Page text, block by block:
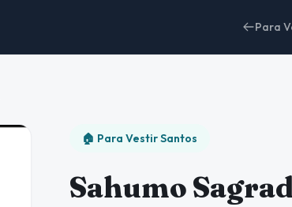
Para
🏠 Para Vestir Santos
Sahumo